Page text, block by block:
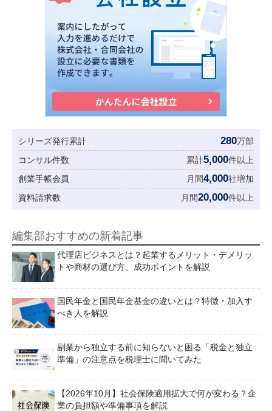
シリーズ発行累計 280万部
コンサル件数
累計5,000件以上
創業手帳会員
月間4,000社増加
資料請求数
月間20,000件以上
編集部おすすめの新着記事
代理店ビジネスとは？起業するメリット・デメリッ
トや商材の選び方、成功ポイントを解説
国民年金と国民年金基金の違いとは？特徴・加入す
べき人を解説
副業から独立する前に知らないと困る「税金と独立
準備」の注意点を税理士に聞いてみた
【2026年10月】社会保険適用拡大で何が変わる？企
業の負担額や準備事項を解説